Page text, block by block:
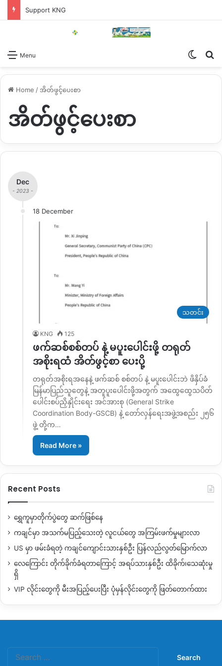
Support KNG
Menu
Home / အိတ်ဖွင့်ပေးစာ
အိတ်ဖွင့်ပေးစာ
Dec
- 2023 -
18 December
သတင်း
KNG 125
ဖက်ဆစ်စစ်တပ် နဲ့ မပူးပေါင်းဖို့ တရုတ်
အစိုးရထံ အိတ်ဖွင့်စာ ပေးပို့
တရုတ်အစိုးရအနေနဲ့ ဖက်ဆစ် စစ်တပ် နဲ့ မပူးပေါင်းဘဲ ဖိနှိပ်ခံ
မြန်မာပြည်သူတွေနဲ့ အတူပူးပေါင်းဖို့အတွက် အထွေထွေသပိတ်
ပေါင်းစပ်ညှိနှိုင်းရေး အင်အားစု (General Strike
Coordination Body-GSCB) နဲ့ တော်လှန်ရေးအဖွဲ့အစည်း ၂၅၆
ဖွဲ့ တို့က…
Read More »
Recent Posts
ရွှေကူမှာတိုက်ပွဲတွေ ဆက်ဖြစ်နေ
ကချင်မှာ အသက်မပြည့်သေးတဲ့ လူငယ်တွေ အကြမ်းဖက်မှုများလာ
US မှာ ဖမ်းခံရတဲ့ ကချင်ကျောင်းသားနှစ်ဦး ပြန်လည်လွတ်မြောက်လာ
လေကြောင်း တိုက်ခိုက်ခံရတာကြောင့် အရပ်သားနှစ်ဦး ထိခိုက်၊သေဆုံးမှု
ရှိ
VIP လိုင်းတွေကို မီးအပြည့်ပေးပြီး ပုံမှန်လိုင်းတွေကို ဖြတ်တောက်ထား